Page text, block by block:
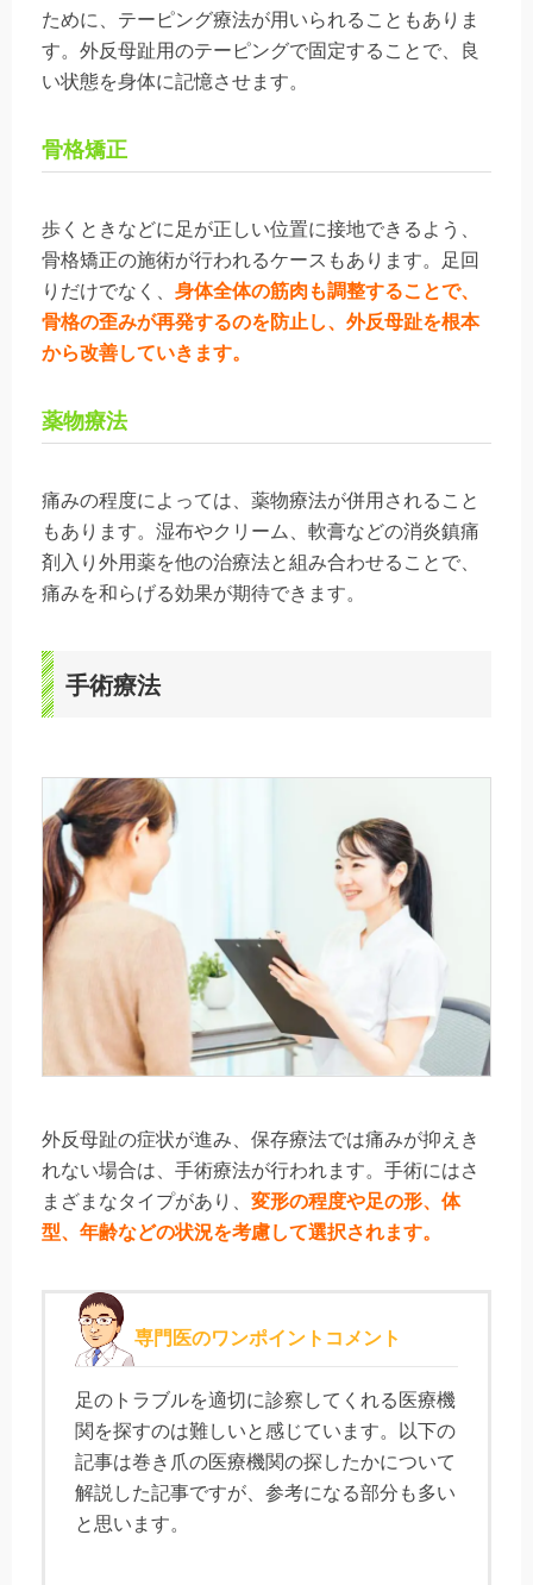
ために、テーピング療法が用いられることもありま
す。外反母趾用のテーピングで固定することで、良
い状態を身体に記憶させます。
骨格矯正
歩くときなどに足が正しい位置に接地できるよう、
骨格矯正の施術が行われるケースもあります。足回
りだけでなく、 身体全体の筋肉も調整することで、
骨格の歪みが再発するのを防止し、外反母趾を根本
から改善していきます。
薬物療法
痛みの程度によっては、薬物療法が併用されること
もあります。湿布やクリーム、軟膏などの消炎鎮痛
剤入り外用薬を他の治療法と組み合わせることで、
痛みを和らげる効果が期待できます。
手術療法
外反母趾の症状が進み、保存療法では痛みが抑えき
れない場合は、手術療法が行われます。手術にはさ
まざまなタイプがあり、 変形の程度や足の形、体
型、年齢などの状況を考慮して選択されます。
専門医のワンポイントコメント
足のトラブルを適切に診察してくれる医療機
関を探すのは難しいと感じています。以下の
記事は巻き爪の医療機関の探したかについて
解説した記事ですが、参考になる部分も多い
と思います。